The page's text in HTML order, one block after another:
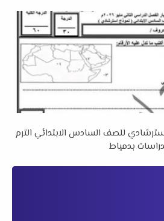
للصف السادس الابتدائي الترم